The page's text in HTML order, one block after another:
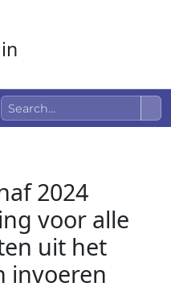
2024
voor alle
uit het
invoeren